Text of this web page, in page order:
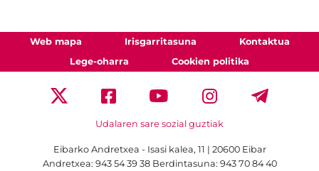
Web mapa Irisgarritasuna
Kontaktua
Lege-oharra
Cookien politika
Udalaren sare sozial guztiak
Eibarko Andretxea - Isasi kalea, 11 | 20600 Eibar
Andretxea: 943 54 39 38 Berdintasuna: 943 70 84 40